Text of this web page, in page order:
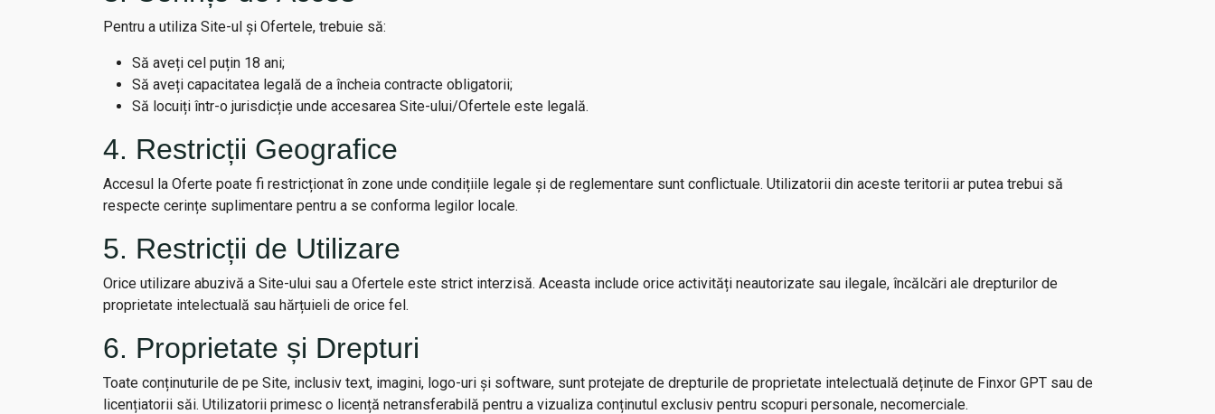
Pentru a utiliza Site-ul și Ofertele, trebuie să:
Să aveți cel puțin 18 ani;
Să aveți capacitatea legală de a încheia contracte obligatorii;
Să locuiți într-o jurisdicție unde accesarea Site-ului/Ofertele este legală.
4. Restricții Geografice
Accesul la Oferte poate fi restricționat în zone unde condițiile legale și de reglementare sunt conflictuale. Utilizatorii din aceste teritorii ar putea trebui să
respecte cerințe suplimentare pentru a se conforma legilor locale.
5. Restricții de Utilizare
Orice utilizare abuzivă a Site-ului sau a Ofertele este strict interzisă. Aceasta include orice activități neautorizate sau ilegale, încălcări ale drepturilor de
proprietate intelectuală sau hărțuieli de orice fel.
6. Proprietate și Drepturi
Toate conținuturile de pe Site, inclusiv text, imagini, logo-uri și software, sunt protejate de drepturile de proprietate intelectuală deținute de Finxor GPT sau de
licențiatorii săi. Utilizatorii primesc o licență netransferabilă pentru a vizualiza conținutul exclusiv pentru scopuri personale, necomerciale.